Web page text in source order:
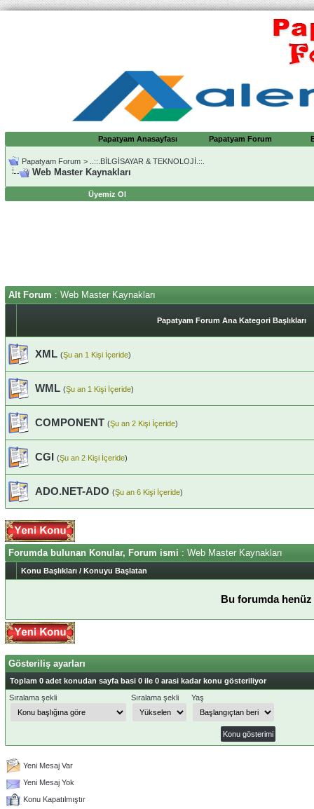
Papatyam Anasayfası Papatyam Forum
Papatyam Forum > ..::.BİLGİSAYAR & TEKNOLOJİ.::.
Web Master Kaynakları
Üyemiz Ol
Alt Forum : Web Master Kaynakları
Papatyam Forum Ana Kategori Başlıkları
XML (Şu an 1 Kişi İçeride)
WML (Şu an 1 Kişi İçeride)
COMPONENT (Şu an 2 Kişi İçeride)
CGI (Şu an 2 Kişi İçeride)
ADO.NET-ADO (Şu an 6 Kişi İçeride)
Forumda bulunan Konular, Forum ismi : Web Master Kaynakları
Konu Başlıkları / Konuyu Başlatan
Bu forumda
Gösteriliş ayarları
Toplam 0 adet konudan sayfa basi 0 ile 0 arasi kadar konu gösteriliyor
Sıralama şekli
Sıralama şekli Yaş
Yeni Mesaj Var
Yeni Mesaj Yok
Konu Kapatılmıştır